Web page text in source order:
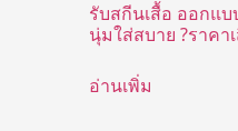
รับสกีนเสื้อ ออกแบ
นุ่มใส่สบาย ?ราค
อ่านเพิ่ม